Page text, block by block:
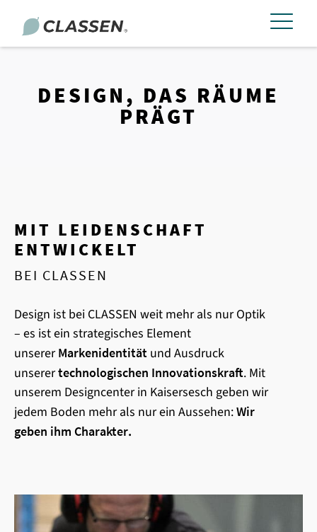
DESIGN, DAS RÄUME
PRÄGT
MIT LEIDENSCHAFT
ENTWICKELT
BEI CLASSEN
Design ist bei CLASSEN weit mehr als nur Optik
– es ist ein strategisches Element
unsererMarkenidentität und Ausdruck
unserertechnologischen Innovationskraft. Mit
unserem Designcenter in Kaisersesch geben wir
jedem Boden mehr als nur ein Aussehen:Wir
geben ihm Charakter.